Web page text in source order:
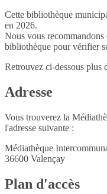
Cette bibliothèque
en 2026.
Nous vous recommandons
bibliothèque pour vérifier
Retrouvez ci-dessous plus
Adresse
Vous trouverez la
l'adresse suivante :
Médiathèque
36600 Valençay
Plan d'accès